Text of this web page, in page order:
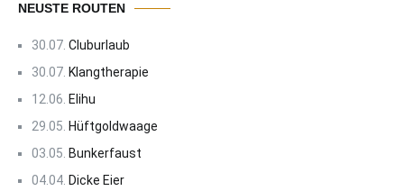
NEUSTE ROUTEN
30.07. Cluburlaub
30.07. Klangtherapie
12.06. Elihu
29.05. Hüftgoldwaage
03.05. Bunkerfaust
04.04. Dicke Eier